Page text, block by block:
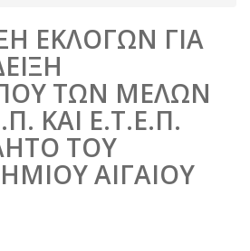
ΕΚΛΟΓΩΝ ΓΙΑ
ΤΩΝ ΜΕΛΩΝ
ΚΑΙ Ε.Τ.Ε.Π.
ΤΟΥ
ΑΙΓΑΙΟΥ